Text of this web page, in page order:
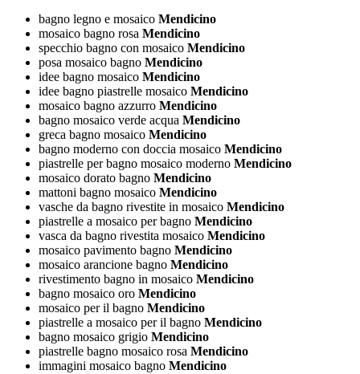
bagno legno e mosaico Mendicino
mosaico bagno rosa Mendicino
specchio bagno con mosaico Mendicino
posa mosaico bagno Mendicino
idee bagno mosaico Mendicino
idee bagno piastrelle mosaico Mendicino
mosaico bagno azzurro Mendicino
bagno mosaico verde acqua Mendicino
greca bagno mosaico Mendicino
bagno moderno con doccia mosaico Mendicino
piastrelle per bagno mosaico moderno Mendicino
mosaico dorato bagno Mendicino
mattoni bagno mosaico Mendicino
vasche da bagno rivestite in mosaico Mendicino
piastrelle a mosaico per bagno Mendicino
vasca da bagno rivestita mosaico Mendicino
mosaico pavimento bagno Mendicino
mosaico arancione bagno Mendicino
rivestimento bagno in mosaico Mendicino
bagno mosaico oro Mendicino
mosaico per il bagno Mendicino
piastrelle a mosaico per il bagno Mendicino
bagno mosaico grigio Mendicino
piastrelle bagno mosaico rosa Mendicino
immagini mosaico bagno Mendicino